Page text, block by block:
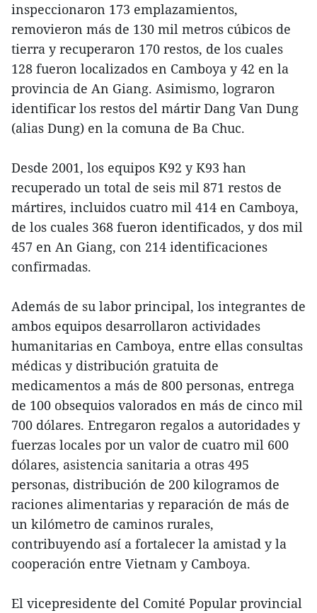
inspeccionaron 173 emplazamientos,
removieron más de 130 mil metros cúbicos de
tierra y recuperaron 170 restos, de los cuales
128 fueron localizados en Camboya y 42 en la
provincia de An Giang. Asimismo, lograron
identificar los restos del mártir Dang Van Dung
(alias Dung) en la comuna de Ba Chuc.
Desde 2001, los equipos K92 y K93 han
recuperado un total de seis mil 871 restos de
mártires, incluidos cuatro mil 414 en Camboya,
de los cuales 368 fueron identificados, y dos mil
457 en An Giang, con 214 identificaciones
confirmadas.
Además de su labor principal, los integrantes de
ambos equipos desarrollaron actividades
humanitarias en Camboya, entre ellas consultas
médicas y distribución gratuita de
medicamentos a más de 800 personas, entrega
de 100 obsequios valorados en más de cinco mil
700 dólares. Entregaron regalos a autoridades y
fuerzas locales por un valor de cuatro mil 600
dólares, asistencia sanitaria a otras 495
personas, distribución de 200 kilogramos de
raciones alimentarias y reparación de más de
un kilómetro de caminos rurales,
contribuyendo así a fortalecer la amistad y la
cooperación entre Vietnam y Camboya.
El vicepresidente del Comité Popular provincial